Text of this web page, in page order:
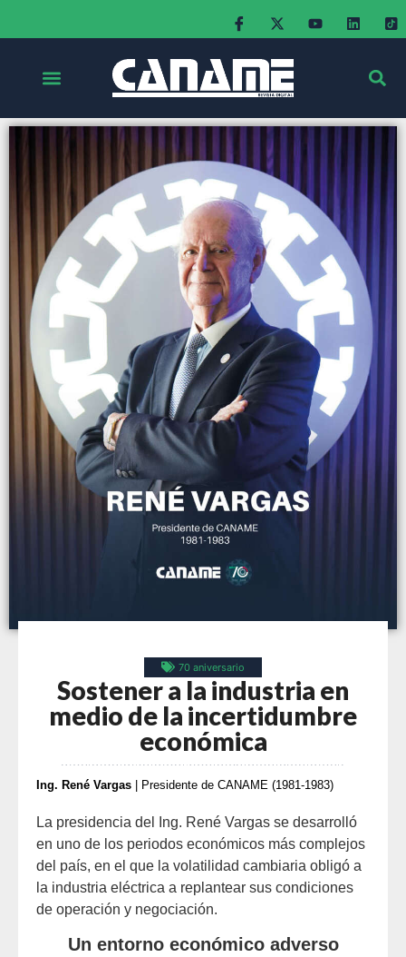
70 aniversario
Sostener a la industria en
medio de la incertidumbre
económica
Ing. René Vargas | Presidente de CANAME (1981-1983)
La presidencia del Ing. René Vargas se desarrolló
en uno de los periodos económicos más complejos
del país, en el que la volatilidad cambiaria obligó a
la industria eléctrica a replantear sus condiciones
de operación y negociación.
Un entorno económico adverso